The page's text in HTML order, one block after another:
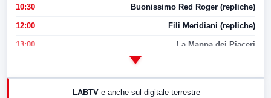
10:30 Buonissimo Red Roger (repliche)
12:00 Fili Meridiani (repliche)
13:00 La Mappa dei Piaceri
LABTV e anche sul digitale terrestre